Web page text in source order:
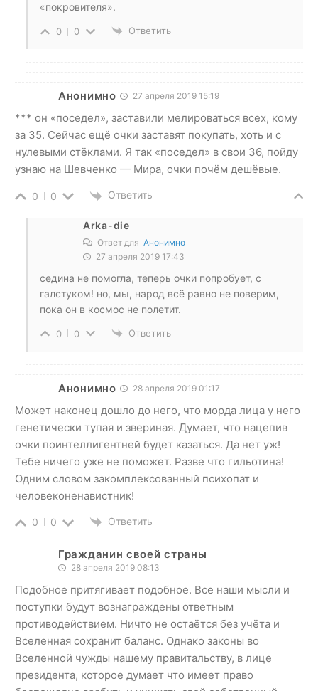
«покровителя».
0 0 Ответить
Анонимно 27 апреля 2019 15:19
*** он «поседел», заставили мелироваться всех, кому
за 35. Сейчас ещё очки заставят покупать, хоть и с
нулевыми стёклами. Я так «поседел» в свои 36, пойду
узнаю на Шевченко — Мира, очки почём дешёвые.
0 0 Ответить
Arka-die
Ответ для Анонимно
27 апреля 2019 17:43
седина не помогла, теперь очки попробует, с
галстуком! но, мы, народ всё равно не поверим,
пока он в космос не полетит.
0 0 Ответить
Анонимно 28 апреля 2019 01:17
Может наконец дошло до него, что морда лица у него
генетически тупая и звериная. Думает, что нацепив
очки поинтеллигентней будет казаться. Да нет уж!
Тебе ничего уже не поможет. Разве что гильотина!
Одним словом закомплексованный психопат и
человеконенавистник!
0 0 Ответить
Гражданин своей страны
28 апреля 2019 08:13
Подобное притягивает подобное. Все наши мысли и
поступки будут вознаграждены ответным
противодействием. Ничто не остаётся без учёта и
Вселенная сохранит баланс. Однако законы во
Вселенной чужды нашему правитальству, в лице
президента, которое думает что имеет право